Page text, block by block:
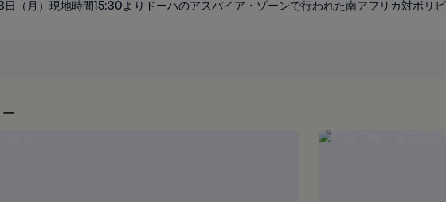
日（月）現地時間15:30よりドーハのアスパイア・ゾーンで行われた南アフリカ対ボリ